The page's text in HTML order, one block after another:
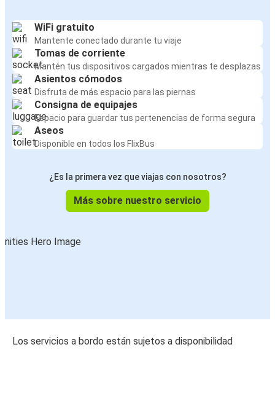
WiFi gratuito
Mantente conectado durante tu viaje
Tomas de corriente
Mantén tus dispositivos cargados mientras te desplazas
Asientos cómodos
Disfruta de más espacio para las piernas
Consigna de equipajes
Espacio para guardar tus pertenencias de forma segura
Aseos
Disponible en todos los FlixBus
¿Es la primera vez que viajas con nosotros?
Más sobre nuestro servicio
Los servicios a bordo están sujetos a disponibilidad